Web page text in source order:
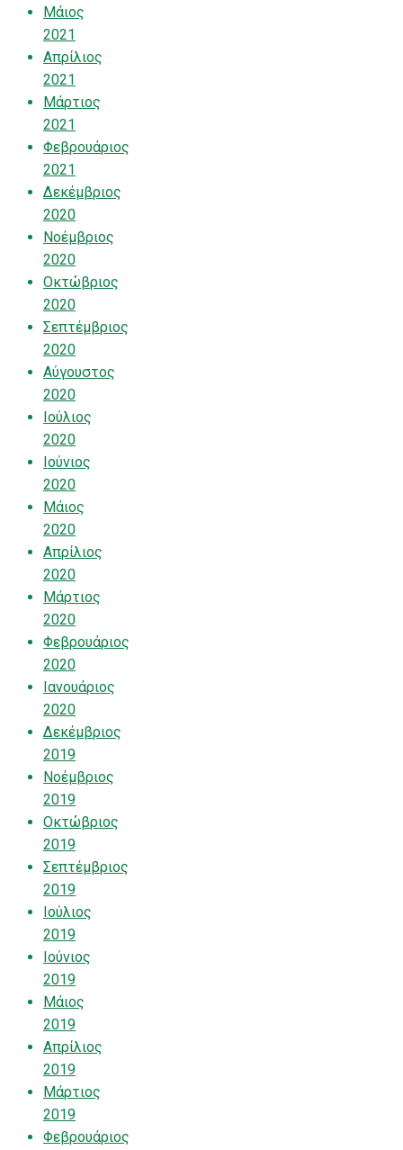
Μάιος
2021
Απρίλιος
2021
Μάρτιος
2021
Φεβρουάριος
2021
Δεκέμβριος
2020
Νοέμβριος
2020
Οκτώβριος
2020
Σεπτέμβριος
2020
Αύγουστος
2020
Ιούλιος
2020
Ιούνιος
2020
Μάιος
2020
Απρίλιος
2020
Μάρτιος
2020
Φεβρουάριος
2020
Ιανουάριος
2020
Δεκέμβριος
2019
Νοέμβριος
2019
Οκτώβριος
2019
Σεπτέμβριος
2019
Ιούλιος
2019
Ιούνιος
2019
Μάιος
2019
Απρίλιος
2019
Μάρτιος
2019
Φεβρουάριος